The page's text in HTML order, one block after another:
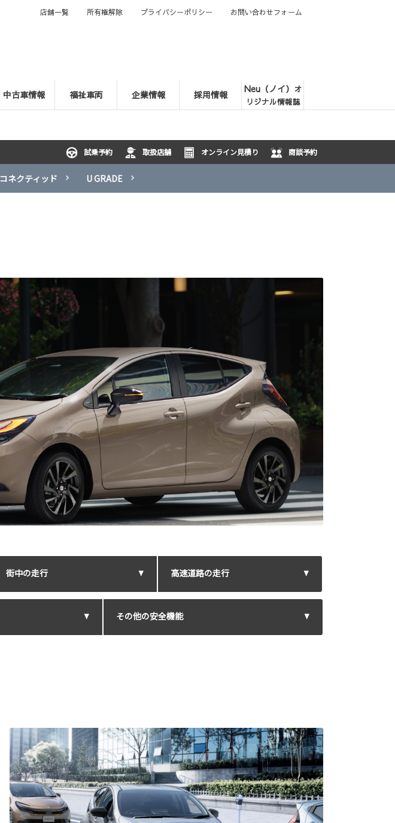
中古車情報 福祉車両 企業情報 採用情報 Neu（ノイ） オ
リジナル情報誌
店舗一覧 所有権解除 プライバシーポリシー お問い合わせフォーム
試乗予約 取扱店舗 オンライン見積り 商談予約
コネクティッド U GRADE
街中の走行 高速道路の走行
その他の安全機能